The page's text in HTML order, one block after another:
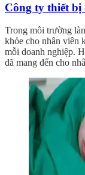
Công ty thiết
Trong môi trường
khỏe cho nhân viên
mỗi doanh nghiệp.
đã mang đến cho